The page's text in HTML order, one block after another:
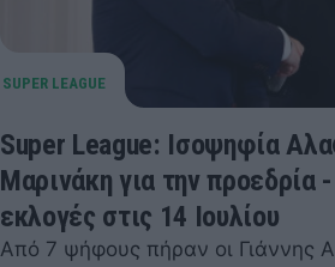
Super League: Ισοψηφία
Μαρινάκη για την προεδρία
εκλογές στις 14 Ιουλίου
Από 7 ψήφους πήραν οι Γιάννης